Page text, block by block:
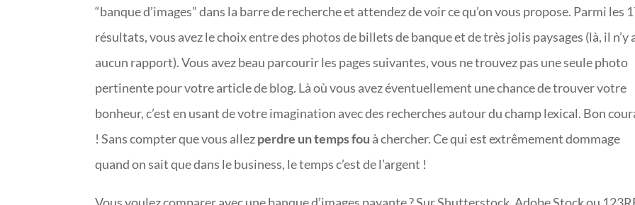
“banque d’images” dans la barre de recherche et attendez de voir ce qu’on vous propose. Parmi les
résultats, vous avez le choix entre des photos de billets de banque et de très jolis paysages (là, il n’y
aucun rapport). Vous avez beau parcourir les pages suivantes, vous ne trouvez pas une seule photo
pertinente pour votre article de blog. Là où vous avez éventuellement une chance de trouver votre
bonheur, c’est en usant de votre imagination avec des recherches autour du champ lexical. Bon
! Sans compter que vous allezperdre un temps fou à chercher. Ce qui est extrêmement dommage
quand on sait que dans le business, le temps c’est de l’argent !